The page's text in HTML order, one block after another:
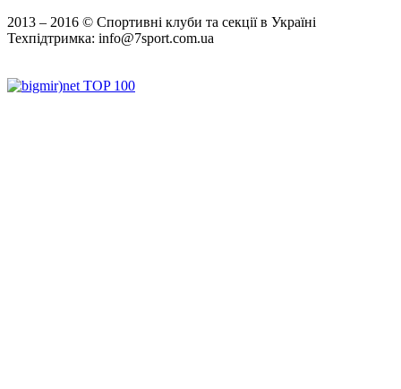
2013 ‒ 2016 © Спортивні клуби та секції в Україні
Техпідтримка: info@7sport.com.ua